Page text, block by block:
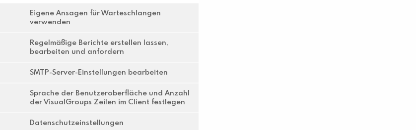
Eigene Ansagen für Warteschlangen
verwenden
Regelmäßige Berichte erstellen lassen,
bearbeiten und anfordern
SMTP-Server-Einstellungen bearbeiten
Sprache der Benutzeroberfläche und Anzahl
der VisualGroups Zeilen im Client festlegen
Datenschutzeinstellungen